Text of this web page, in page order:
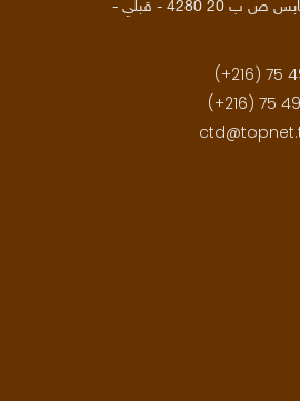
العنوان: طريق قابس ص ب 20 4280 - قبلي -
(+216) 75
(+216) 75